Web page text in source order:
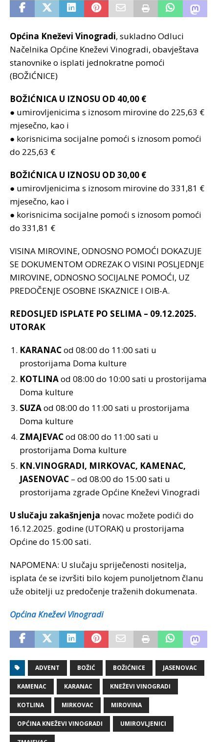
Općina Kneževi Vinogradi, sukladno Odluci
Načelnika Općine Kneževi Vinogradi, obavještava
stanovnike o isplati jednokratne pomoći
(BOŽIĆNICE)
BOŽIĆNICA U IZNOSU OD 40,00 €
● umirovljenicima s iznosom mirovine do 225,63 €
mjesečno, kao i
● korisnicima socijalne pomoći s iznosom pomoći
do 225,63 €
BOŽIĆNICA U IZNOSU OD 30,00 €
● umirovljenicima s iznosom mirovine do 331,81 €
mjesečno, kao i
● korisnicima socijalne pomoći s iznosom pomoći
do 331,81 €
VISINA MIROVINE, ODNOSNO POMOĆI DOKAZUJE
SE DOKUMENTOM ODREZAK O VISINI POSLJEDNJE
MIROVINE, ODNOSNO SOCIJALNE POMOĆI, UZ
PREDOČENJE OSOBNE ISKAZNICE I OIB-A.
REDOSLJED ISPLATE PO SELIMA – 09.12.2025.
UTORAK
KARANACod 08:00 do 11:00 sati u
prostorijama Doma kulture
KOTLINAod 08:00 do 10:00 sati u prostorijama
Doma kulture
SUZAod 08:00 do 11:00 sati u prostorijama
Doma kulture
ZMAJEVACod 08:00 do 11:00 sati u
prostorijama Doma kulture
KN.VINOGRADI, MIRKOVAC, KAMENAC,
JASENOVAC – od 08:00 do 15:00 sati u
prostorijama zgrade Općine Kneževi Vinogradi
U slučaju zakašnjenja novac možete podići do
16.12.2025. godine (UTORAK) u prostorijama
Općine do 15:00 sati.
NAPOMENA: U slučaju spriječenosti nositelja,
isplata će se izvršiti bilo kojem punoljetnom članu
uže obitelji uz predočenje traženih dokumenata.
Općina Kneževi Vinogradi
ADVENT BOŽIĆ BOŽIĆNICE JASENOVAC
KAMENAC KARANAC KNEŽEVI VINOGRADI
KOTLINA MIRKOVAC MIROVINA
OPĆINA KNEŽEVI VINOGRADI UMIROVLJENICI